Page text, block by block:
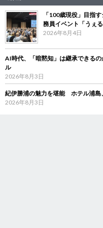
「100歳現役」目指
務員イベント「うぇる
2026年8月4日
AI時代、「暗黙知」は継承できる
ル
2026年8月3日
紀伊勝浦の魅力を堪能 ホテル浦島
2026年8月3日